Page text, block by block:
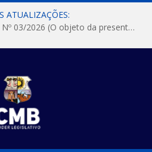
ATUALIZAÇÕES:
DISPENSA DE LICITAÇÃO Nº 03/2026 (O objeto da presente dispensa é a escolha da proposta mais vantajosa para a aquisição, de aparelhos de ar condicionado, tipo Split, com material de instalação e fogão industrial, conforme condições, quantidades e exigências estabelecidas no termo de referencia e neste aviso de contratação direta e seus anexos)